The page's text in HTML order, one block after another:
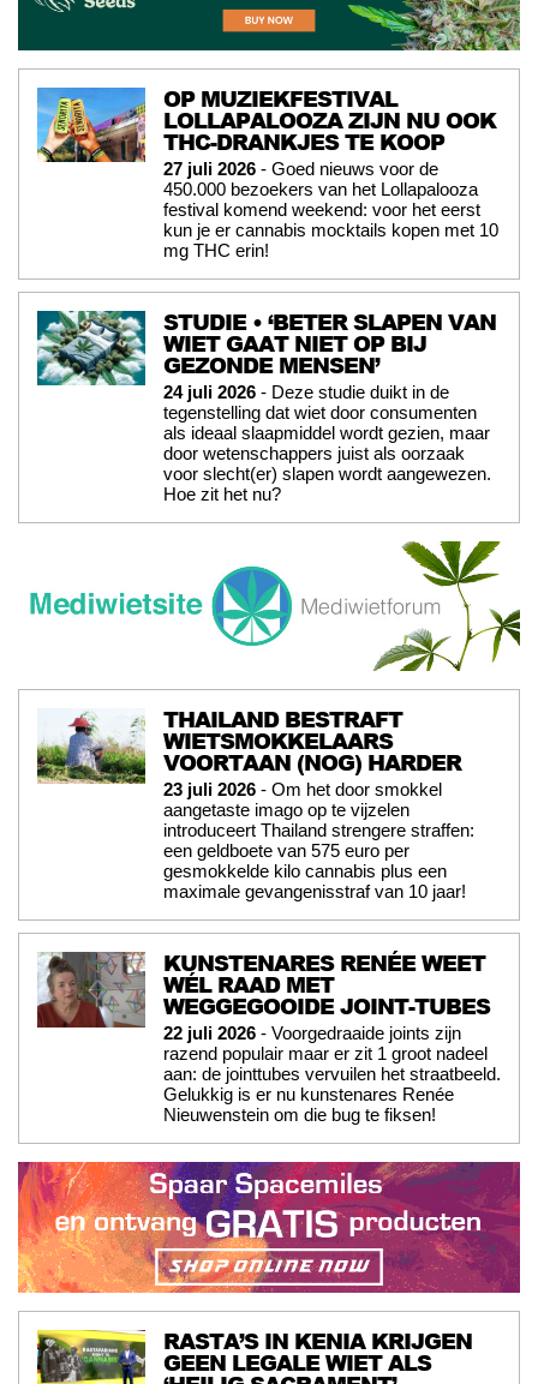
OP MUZIEKFESTIVAL
LOLLAPALOOZA ZIJN NU OOK
THC-DRANKJES TE KOOP
27 juli 2026 - Goed nieuws voor de
450.000 bezoekers van het Lollapalooza
festival komend weekend: voor het eerst
kun je er cannabis mocktails kopen met 10
mg THC erin!
STUDIE • ‘BETER SLAPEN VAN
WIET GAAT NIET OP BIJ
GEZONDE MENSEN’
24 juli 2026 - Deze studie duikt in de
tegenstelling dat wiet door consumenten
als ideaal slaapmiddel wordt gezien, maar
door wetenschappers juist als oorzaak
voor slecht(er) slapen wordt aangewezen.
Hoe zit het nu?
THAILAND BESTRAFT
WIETSMOKKELAARS
VOORTAAN (NOG) HARDER
23 juli 2026 - Om het door smokkel
aangetaste imago op te vijzelen
introduceert Thailand strengere straffen:
een geldboete van 575 euro per
gesmokkelde kilo cannabis plus een
maximale gevangenisstraf van 10 jaar!
KUNSTENARES RENÉE WEET
WÉL RAAD MET
WEGGEGOOIDE JOINT-TUBES
22 juli 2026 - Voorgedraaide joints zijn
razend populair maar er zit 1 groot nadeel
aan: de jointtubes vervuilen het straatbeeld.
Gelukkig is er nu kunstenares Renée
Nieuwenstein om die bug te fiksen!
RASTA’S IN KENIA KRIJGEN
GEEN LEGALE WIET ALS